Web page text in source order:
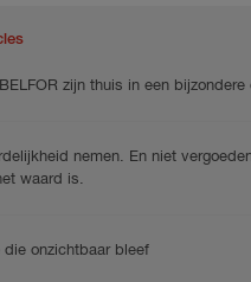
zijn thuis in een bijzondere
nemen. En niet
waard is.
die onzichtbaar bleef